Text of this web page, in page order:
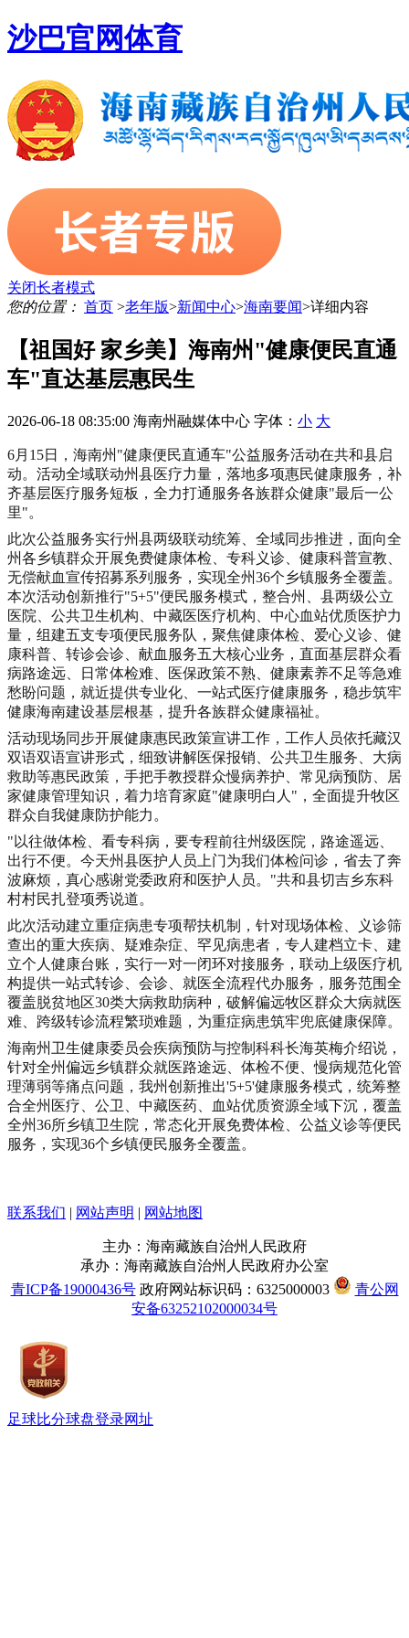
沙巴官网体育
关闭长者模式
您的位置： 首页 >老年版>新闻中心>海南要闻>详细内容
【祖国好 家乡美】海南州"健康便民直通
车"直达基层惠民生
2026-06-18 08:35:00 海南州融媒体中心 字体： 小 大
6月15日，海南州"健康便民直通车"公益服务活动在共和县启
动。活动全域联动州县医疗力量，落地多项惠民健康服务，补
齐基层医疗服务短板，全力打通服务各族群众健康"最后一公
里"。
此次公益服务实行州县两级联动统筹、全域同步推进，面向全
州各乡镇群众开展免费健康体检、专科义诊、健康科普宣教、
无偿献血宣传招募系列服务，实现全州36个乡镇服务全覆盖。
本次活动创新推行"5+5"便民服务模式，整合州、县两级公立
医院、公共卫生机构、中藏医医疗机构、中心血站优质医护力
量，组建五支专项便民服务队，聚焦健康体检、爱心义诊、健
康科普、转诊会诊、献血服务五大核心业务，直面基层群众看
病路途远、日常体检难、医保政策不熟、健康素养不足等急难
愁盼问题，就近提供专业化、一站式医疗健康服务，稳步筑牢
健康海南建设基层根基，提升各族群众健康福祉。
活动现场同步开展健康惠民政策宣讲工作，工作人员依托藏汉
双语双语宣讲形式，细致讲解医保报销、公共卫生服务、大病
救助等惠民政策，手把手教授群众慢病养护、常见病预防、居
家健康管理知识，着力培育家庭"健康明白人"，全面提升牧区
群众自我健康防护能力。
"以往做体检、看专科病，要专程前往州级医院，路途遥远、
出行不便。今天州县医护人员上门为我们体检问诊，省去了奔
波麻烦，真心感谢党委政府和医护人员。"共和县切吉乡东科
村村民扎登项秀说道。
此次活动建立重症病患专项帮扶机制，针对现场体检、义诊筛
查出的重大疾病、疑难杂症、罕见病患者，专人建档立卡、建
立个人健康台账，实行一对一闭环对接服务，联动上级医疗机
构提供一站式转诊、会诊、就医全流程代办服务，服务范围全
覆盖脱贫地区30类大病救助病种，破解偏远牧区群众大病就医
难、跨级转诊流程繁琐难题，为重症病患筑牢兜底健康保障。
海南州卫生健康委员会疾病预防与控制科科长海英梅介绍说，
针对全州偏远乡镇群众就医路途远、体检不便、慢病规范化管
理薄弱等痛点问题，我州创新推出'5+5'健康服务模式，统筹整
合全州医疗、公卫、中藏医药、血站优质资源全域下沉，覆盖
全州36所乡镇卫生院，常态化开展免费体检、公益义诊等便民
服务，实现36个乡镇便民服务全覆盖。
联系我们 | 网站声明 | 网站地图
主办：海南藏族自治州人民政府
承办：海南藏族自治州人民政府办公室
青ICP备19000436号政府网站标识码：6325000003
青公网
安备63252102000034号
足球比分球盘登录网址